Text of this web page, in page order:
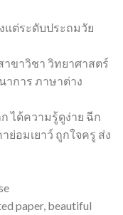
แต่ระดับประถมวัย
ขาวิชา วิทยาศาสตร์
การ ภาษาต่าง
ได้ความรู้ดูง่าย ฉีก
ย่อมเยาว์ ถูกใจครู ส่ง
paper, beautiful